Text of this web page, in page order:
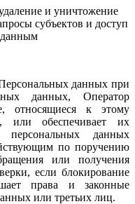
и уничтожение
субъектов и доступ
данных при
данных, Оператор
относящиеся к этому
или обеспечивает их
персональных данных
по поручению
или получения
если блокирование
права и законные
или третьих лиц.